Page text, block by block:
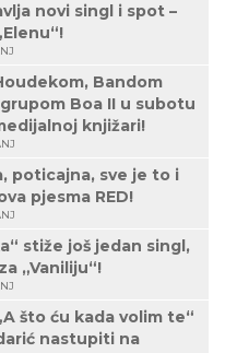
novi singl i spot –
Bandom
Boa II u subotu
knjižari!
poticajna, sve je to i
pjesma RED!
stiže još jedan singl,
„Vaniliju“!
što ću kada volim te“
nastupiti na